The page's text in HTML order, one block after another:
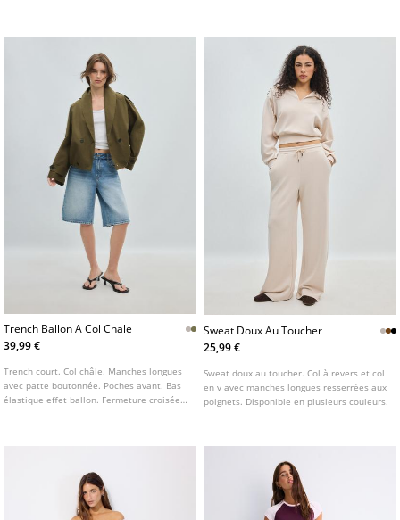
double sens.
Trench Ballon A Col Chale
39,99 €
Trench court. Col châle. Manches longues
avec patte boutonnée. Poches avant. Bas
élastique effet ballon. Fermeture croisée
Sweat Doux Au Toucher
25,99 €
Sweat doux au toucher. Col à revers et col
en v avec manches longues resserrées aux
poignets. Disponible en plusieurs couleurs.